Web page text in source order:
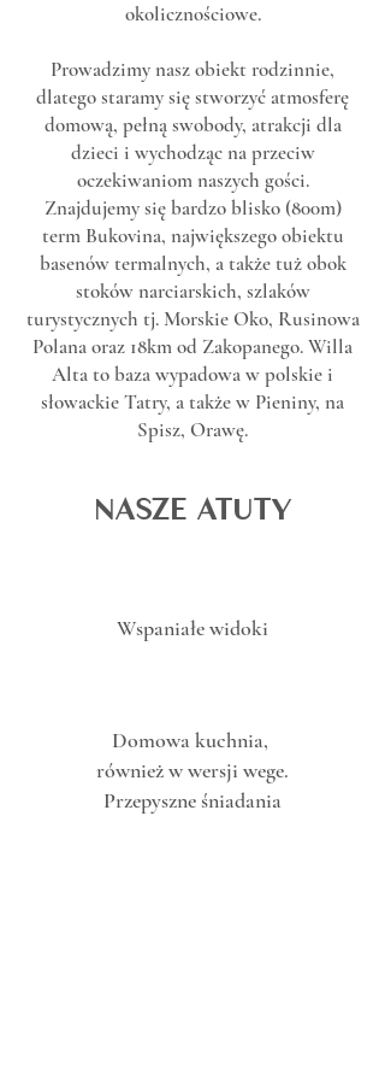
okolicznościowe.
Prowadzimy nasz obiekt rodzinnie,
dlatego staramy się stworzyć atmosferę
domową, pełną swobody, atrakcji dla
dzieci i wychodząc na przeciw
oczekiwaniom naszych gości.
Znajdujemy się bardzo blisko (800m)
term Bukovina, największego obiektu
basenów termalnych, a także tuż obok
stoków narciarskich, szlaków
turystycznych tj. Morskie Oko, Rusinowa
Polana oraz 18km od Zakopanego. Willa
Alta to baza wypadowa w polskie i
słowackie Tatry, a także w Pieniny, na
Spisz, Orawę.
NASZE ATUTY
Wspaniałe widoki
Domowa kuchnia,
również w wersji wege.
Przepyszne śniadania